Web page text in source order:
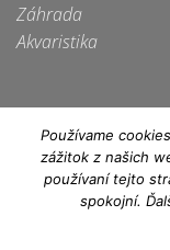
Záhrada
Akvaristika
Apple
Pay
Používame
zážitok z našich
používaní tejto
spokojní.